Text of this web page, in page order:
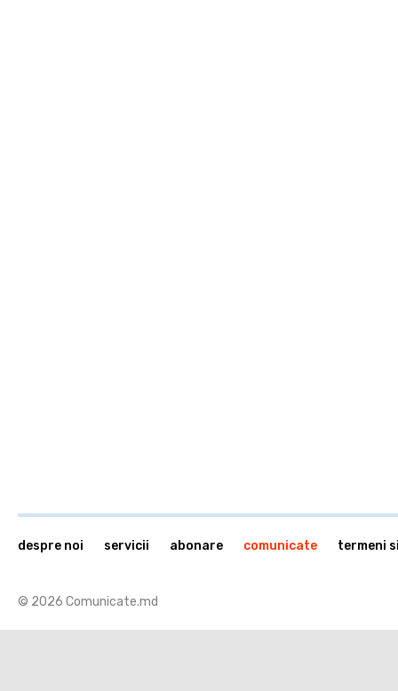
© 2026 Comunicate.md
despre noi servicii abonare comunicate termeni